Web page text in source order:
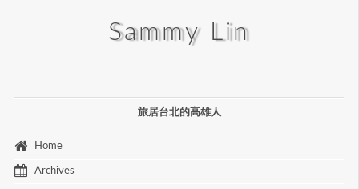
Sammy Lin
旅居台北的高雄人
Home
Archives